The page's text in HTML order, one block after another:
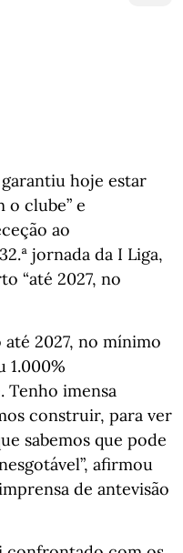
hoje estar
o clube” e
ao
jornada da I Liga,
“até 2027, no
2027, no mínimo
1.000%
imensa
construir, para ver
sabemos que pode
afirmou
de antevisão